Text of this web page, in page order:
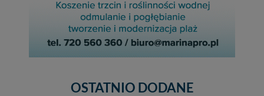
OSTATNIO DODANE